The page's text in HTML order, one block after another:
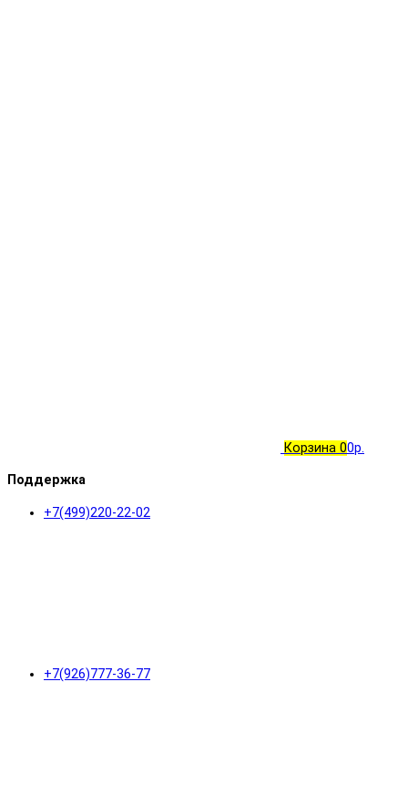
Корзина 00р.
Поддержка
+7(499)220-22-02
+7(926)777-36-77